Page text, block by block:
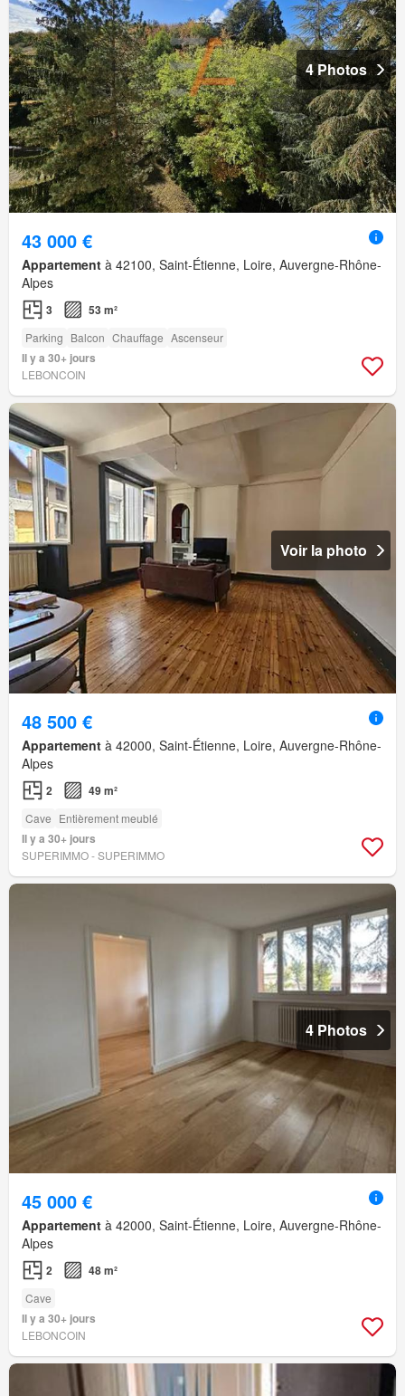
4 Photos
43 000 €
Appartement à 42100, Saint-Étienne, Loire, Auvergne-Rhône-
Alpes
3 53 m²
Parking Balcon Chauffage Ascenseur
Il y a 30+ jours
LEBONCOIN
Voir la photo
48 500 €
Appartement à 42000, Saint-Étienne, Loire, Auvergne-Rhône-
Alpes
2 49 m²
Cave Entièrement meublé
Il y a 30+ jours
SUPERIMMO - SUPERIMMO
4 Photos
45 000 €
Appartement à 42000, Saint-Étienne, Loire, Auvergne-Rhône-
Alpes
2 48 m²
Cave
Il y a 30+ jours
LEBONCOIN